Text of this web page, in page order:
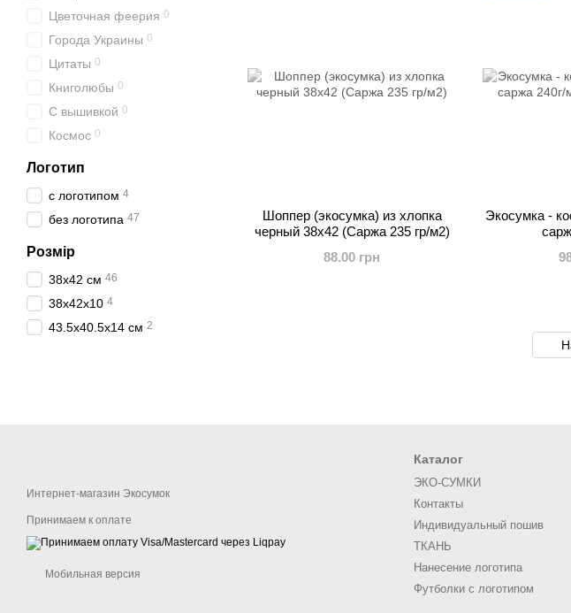
Шоппер (экосумка) из хлопка
черный 38x42 (Саржа 235 гр/м2)
88.00 грн
Экосумка -
Цветочная феерия 0
Города Украины 0
Цитаты 0
Книголюбы 0
С вышивкой 0
Космос 0
Логотип
с логотипом 4
без логотипа 47
Розмір
38x42 см 46
38х42х10 4
43.5х40.5х14 см 2
Интернет-магазин Экосумок
Принимаем к оплате
Мобильная версия
Каталог
ЭКО-СУМКИ
Контакты
Индивидуальный пошив
ТКАНЬ
Нанесение логотипа
Футболки с логотипом